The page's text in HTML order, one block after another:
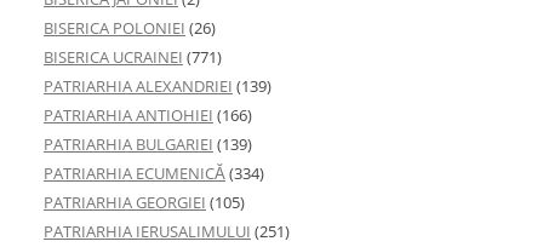
BISERICA POLONIEI (26)
BISERICA UCRAINEI (771)
PATRIARHIA ALEXANDRIEI (139)
PATRIARHIA ANTIOHIEI (166)
PATRIARHIA BULGARIEI (139)
PATRIARHIA ECUMENICĂ(334)
PATRIARHIA GEORGIEI (105)
PATRIARHIA IERUSALIMULUI (251)